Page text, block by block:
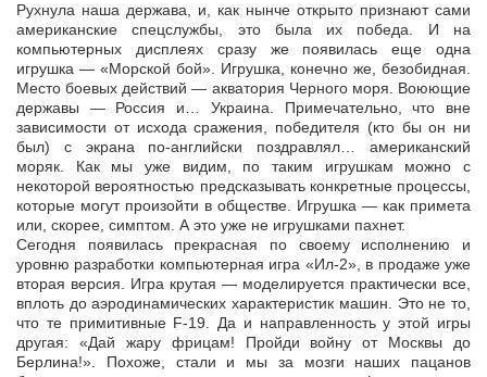
Рухнула наша держава, и, как нынче открыто признают сами
американские спецслужбы, это была их победа. И на
компьютерных дисплеях сразу же появилась еще одна
игрушка — «Морской бой». Игрушка, конечно же, безобидная.
Место боевых действий — акватория Черного моря. Воюющие
державы — Россия и… Украина. Примечательно, что вне
зависимости от исхода сражения, победителя (кто бы он ни
был) с экрана по-английски поздравлял… американский
моряк. Как мы уже видим, по таким игрушкам можно с
некоторой вероятностью предсказывать конкретные процессы,
которые могут произойти в обществе. Игрушка — как примета
или, скорее, симптом. А это уже не игрушками пахнет.
Сегодня появилась прекрасная по своему исполнению и
уровню разработки компьютерная игра «Ил-2», в продаже уже
вторая версия. Игра крутая — моделируется практически все,
вплоть до аэродинамических характеристик машин. Это не то,
что те примитивные F-19. Да и направленность у этой игры
другая: «Дай жару фрицам! Пройди войну от Москвы до
Берлина!». Похоже, стали и мы за мозги наших пацанов